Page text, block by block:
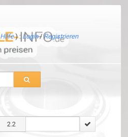
Hilfe) : Login/Registrieren
2.2